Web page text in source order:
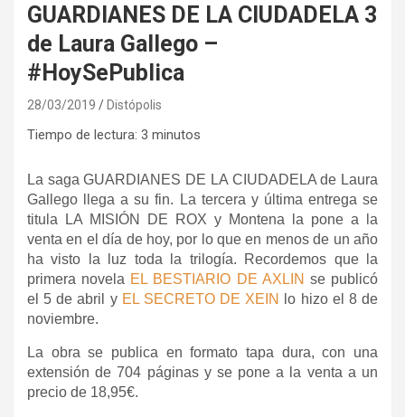
GUARDIANES DE LA CIUDADELA 3
de Laura Gallego –
#HoySePublica
28/03/2019 Distópolis
Tiempo de lectura: 3 minutos
La saga GUARDIANES DE LA CIUDADELA de Laura
Gallego llega a su fin. La tercera y última entrega se
titula LA MISIÓN DE ROX y Montena la pone a la
venta en el día de hoy, por lo que en menos de un año
ha visto la luz toda la trilogía. Recordemos que la
primera novela EL BESTIARIO DE AXLIN se publicó
el 5 de abril y EL SECRETO DE XEIN
lo hizo el 8 de
noviembre.
La obra se publica en formato tapa dura, con una
extensión de 704 páginas y se pone a la venta a un
precio de 18,95€.